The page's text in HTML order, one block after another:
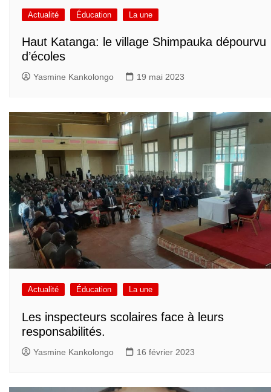
Actualité Éducation La une
Haut Katanga: le village Shimpauka dépourvu
d’écoles
Yasmine Kankolongo 19 mai 2023
Actualité Éducation La une
Les inspecteurs scolaires face à leurs
responsabilités.
Yasmine Kankolongo 16 février 2023